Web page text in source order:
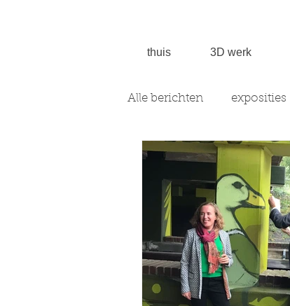
thuis 3D werk
Alle berichten exposities